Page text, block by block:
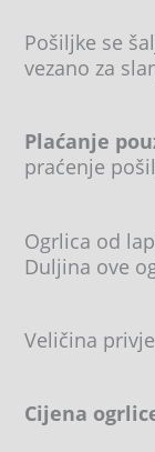
Pošiljke se
vezano za
Plaćanje
praćenje
Ogrlica od
Duljina ove
Veličina
Cijena